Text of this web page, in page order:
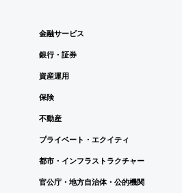
金融サービス
銀行・証券
資産運用
保険
不動産
プライベート・エクイティ
都市・インフラストラクチャー
官公庁・地方自治体・公的機関